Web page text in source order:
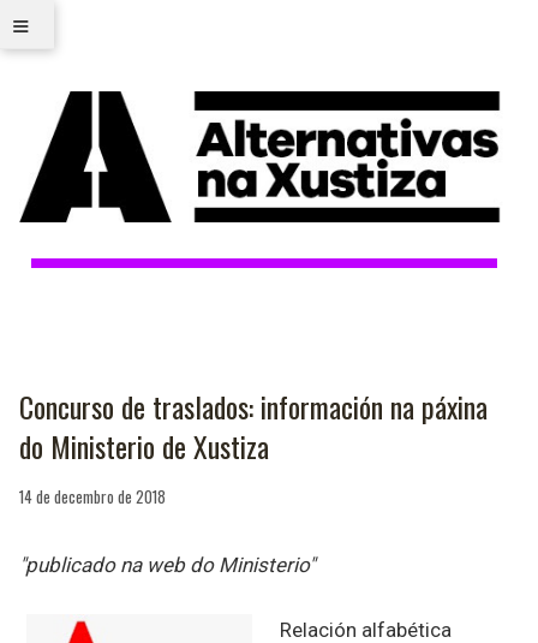
≡
Concurso de traslados: información na páxina
do Ministerio de Xustiza
14 de decembro de 2018
"publicado na web do Ministerio"
Relación alfabética